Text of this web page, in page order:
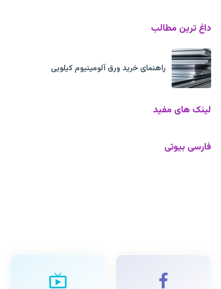
داغ ترین مطالب
راهنمای خرید ورق آلومینیوم کیلویی
لینک های مفید
فارسی بیوتی